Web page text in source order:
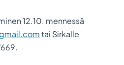
12.10. mennessä
tai Sirkalle